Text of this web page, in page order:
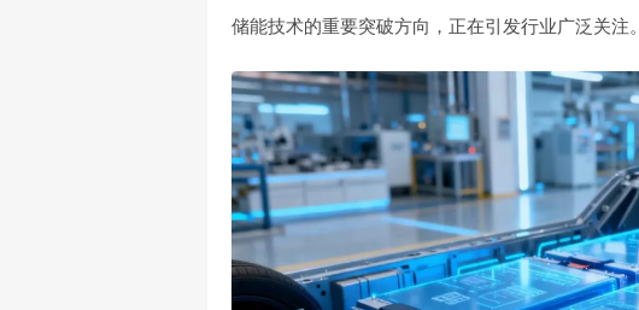
储能技术的重要突破方向，正在引发行业广泛关注。